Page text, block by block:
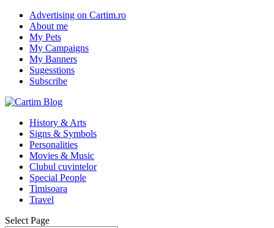
Advertising on Cartim.ro
About me
My Pets
My Campaigns
My Banners
Sugesstions
Subscribe
History & Arts
Signs & Symbols
Personalities
Movies & Music
Clubul cuvintelor
Special People
Timisoara
Travel
Select Page